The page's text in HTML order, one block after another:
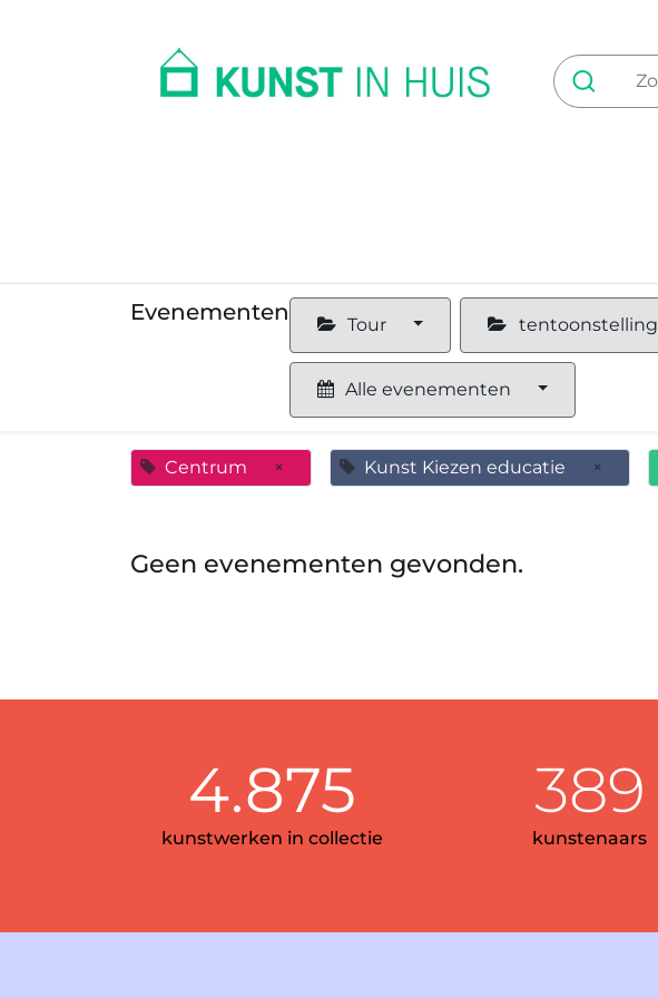
Evenementen Tour tentoonstelling
Alle evenementen
Centrum × Kunst Kiezen educatie ×
Geen evenementen gevonden.
4.875
kunstwerken in collectie
389
kunstenaars